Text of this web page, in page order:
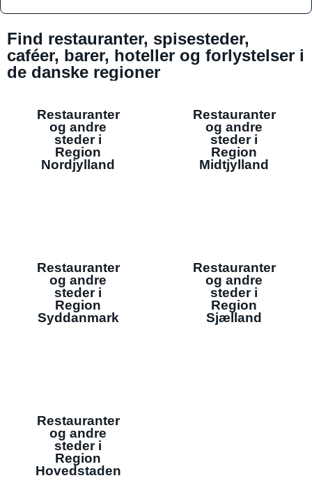
Find restauranter, spisesteder,
caféer, barer, hoteller og forlystelser i
de danske regioner
Restauranter
og andre
steder i
Region
Nordjylland
Restauranter
og andre
steder i
Region
Midtjylland
Restauranter
og andre
steder i
Region
Syddanmark
Restauranter
og andre
steder i
Region
Sjælland
Restauranter
og andre
steder i
Region
Hovedstaden